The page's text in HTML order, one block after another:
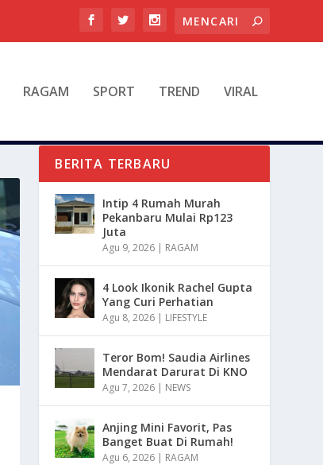
RAGAM SPORT TREND VIRAL
BERITA TERBARU
Intip 4 Rumah Murah
Pekanbaru Mulai Rp123
Juta
Agu 9, 2026 | RAGAM
4 Look Ikonik Rachel Gupta
Yang Curi Perhatian
Agu 8, 2026 | LIFESTYLE
Teror Bom! Saudia Airlines
Mendarat Darurat Di KNO
Agu 7, 2026 | NEWS
Anjing Mini Favorit, Pas
Banget Buat Di Rumah!
Agu 6, 2026 | RAGAM